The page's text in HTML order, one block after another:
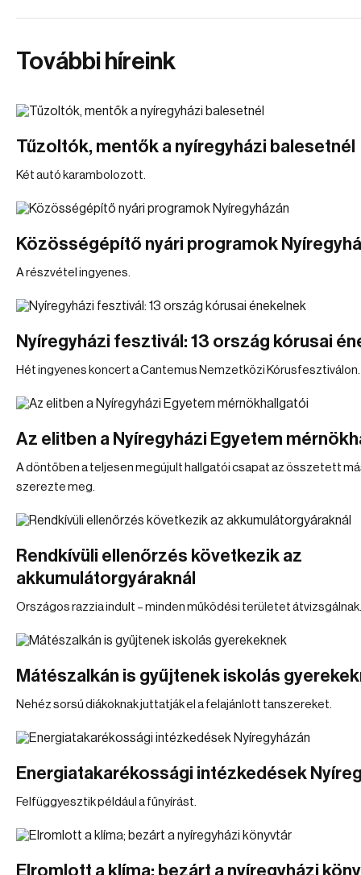
További híreink
Tűzoltók, mentők a nyíregyházi balesetnél
Két autó karambolozott.
Közösségépítő nyári programok
A részvétel ingyenes.
Nyíregyházi fesztivál: 13 ország kórusai
Hét ingyenes koncert a Cantemus Nemzetközi Kórusfesztiválon.
Az elitben a Nyíregyházi Egyetem
A döntőben a teljesen megújult hallgatói csapat az összetett
szerezte meg.
Rendkívüli ellenőrzés következik az
akkumulátorgyáraknál
Országos razzia indult – minden működési területet átvizsgálnak.
Mátészalkán is gyűjtenek iskolás
Nehéz sorsú diákoknak juttatják el a felajánlott tanszereket.
Energiatakarékossági intézkedések
Felfüggyesztik például a fűnyírást.
Elromlott a klíma; bezárt a nyíregyházi